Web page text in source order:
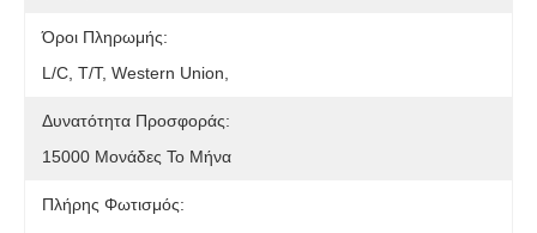
Όροι Πληρωμής:
L/C, T/T, Western Union,
Δυνατότητα Προσφοράς:
15000 Μονάδες Το Μήνα
Πλήρης Φωτισμός: